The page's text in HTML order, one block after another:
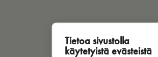
Tietoa sivustolla
käytetyistä evästeistä